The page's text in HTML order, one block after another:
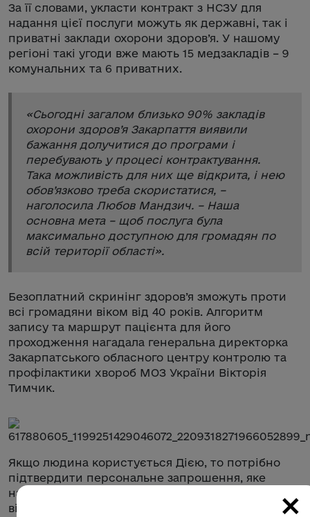
За її словами, укласти контракт з НСЗУ для
надання цієї послуги можуть як державні, так і
приватні заклади охорони здоров’я. У нашому
регіоні такі угоди вже мають 15 медзакладів – 9
комунальних та 6 приватних.
«Сьогодні загалом близько 90% закладів
охорони здоров’я Закарпаття виявили
бажання долучитися до програми і
перебувають у процесі контрактування.
Така можливість для них ще відкрита, і нею
обов’язково треба скористатися, –
наголосила Любов Мандзич. – Наша
основна мета – щоб послуга була
максимально доступною для громадян по
всій території області».
Безоплатний скринінг здоров’я зможуть проти
всі громадяни віком від 40 років. Алгоритм
запису та маршрут пацієнта для його
проходження нагадала генеральна директорка
Закарпатського обласного центру контролю та
профілактики хвороб МОЗ України Вікторія
Тимчик.
Якщо людина користується Дією, то потрібно
підтвердити персональне запрошення, яке
надійде на 30-й день після дня народження, –
відкрити Дія.Картку або обрати вже наявну –
×